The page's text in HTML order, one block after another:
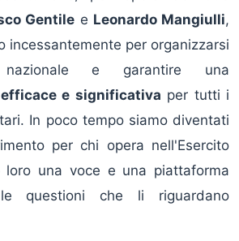
Gentile e Leonardo Mangiulli,
incessantemente per organizzarsi
e garantire una
e significativa per tutti i
In poco tempo siamo diventati
per chi opera nell'Esercito
loro una voce e una piattaforma
questioni che li riguardano